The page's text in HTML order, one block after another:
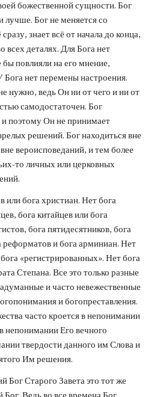
божественной сущности. Бог
лучше. Бог не меняется со
знает всё от начала до конца,
всех деталях. Для Бога нет
бы повлияли на его мнение,
нет перемены настроения.
нужно, ведь Он ни от чего и ни от
самодостаточен. Бог
поэтому Он не принимает
решений. Бог находиться вне
вероисповеданий, и тем более
то личных или церковных
или бога христиан. Нет бога
бога китайцев или бога
бога пятидесятников, бога
реформатов и бога арминиан. Нет
«регистрированных». Нет бога
Степана. Все это только разные
и часто невежественные
и богопреставления.
часто кроется в непонимании
непонимании Его вечного
твердости данного им Слова и
Им решения.
Бог Старого Завета это тот же